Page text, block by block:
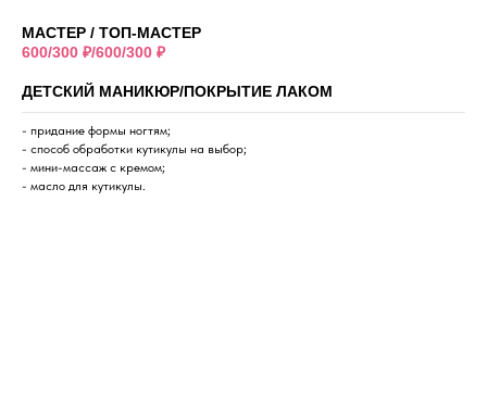
МАСТЕР / ТОП-МАСТЕР
600/300 ₽/600/300 ₽
ДЕТСКИЙ МАНИКЮР/ПОКРЫТИЕ ЛАКОМ
- придание формы ногтям;
- способ обработки кутикулы на выбор;
- мини-массаж с кремом;
- масло для кутикулы.